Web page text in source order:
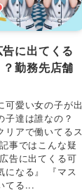
に出てくる
勤務先店舗
可愛い女の子が出
子達は誰なの？
リアで働いてるス
事ではこんな疑
告に出てくる可
になる』 『マス
てる...